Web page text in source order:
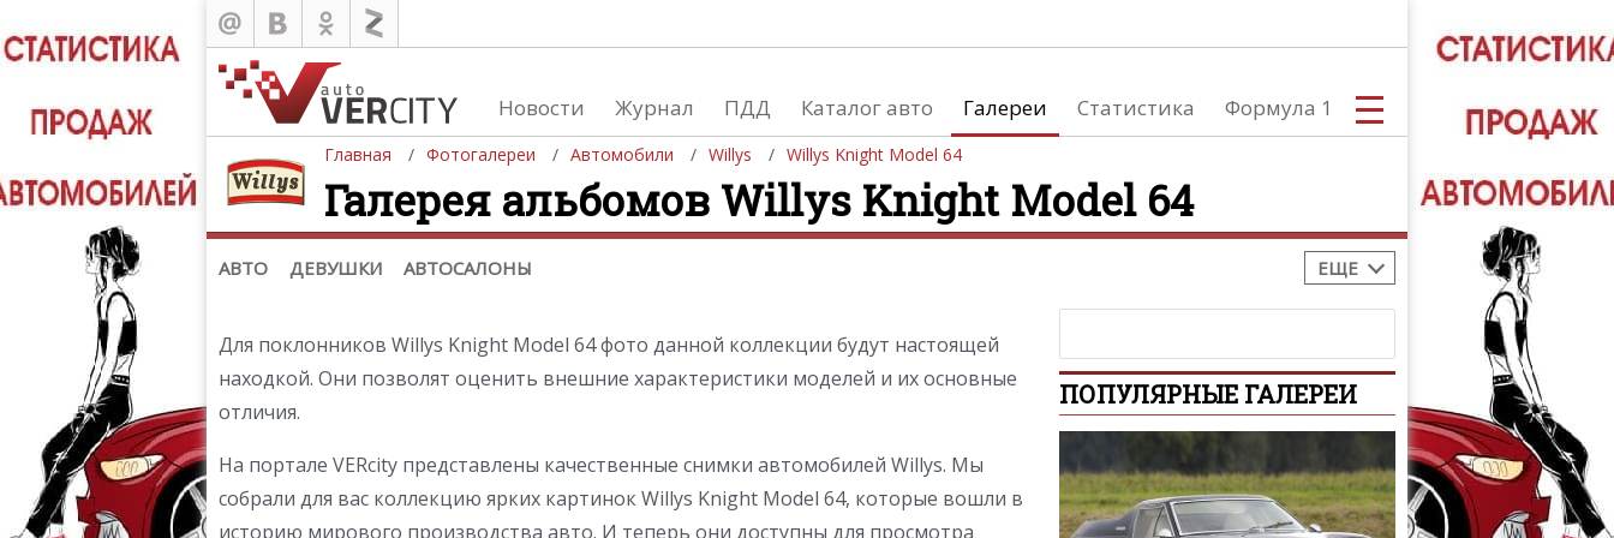
Новости Журнал ПДД Каталог авто Галереи Статистика Формула 1
Главная Фотогалереи Автомобили Willys Willys Knight Model 64
Галерея альбомов Willys Knight Model 64
АВТО ДЕВУШКИ АВТОСАЛОНЫ ЕЩЕ
Автомобили
Последние добавления
Список марок
(+1102)
Девушки
Девушки и автомобили
Девушки и мото
Автосалоны
Список мировых автосалонов
Для поклонников Willys Knight Model 64 фото данной коллекции будут настоящей
находкой. Они позволят оценить внешние характеристики моделей и их основные
отличия.
На портале VERcity представлены качественные снимки автомобилей Willys. Мы
собрали для вас коллекцию ярких картинок Willys Knight Model 64, которые вошли в
историю мирового производства авто. И теперь они доступны для просмотра
ПОПУЛЯРНЫЕ ГАЛЕРЕИ